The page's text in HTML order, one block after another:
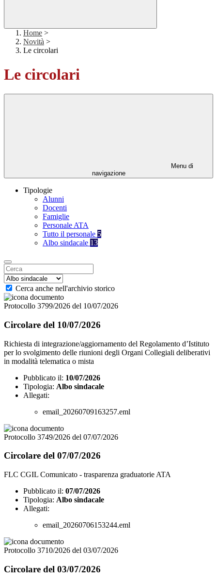
Home >
Novità >
Le circolari
Le circolari
Menu di
navigazione
Tipologie
Alunni
Docenti
Famiglie
Personale ATA
Tutto il personale 5
Albo sindacale 13
Cerca anche nell'archivio storico
Protocollo 3799/2026 del 10/07/2026
Circolare del 10/07/2026
Richiesta di integrazione/aggiornamento del Regolamento d’Istituto
per lo svolgimento delle riunioni degli Organi Collegiali deliberativi
in modalità telematica o mista
Pubblicato il: 10/07/2026
Tipologia: Albo sindacale
Allegati:
email_20260709163257.eml
Protocollo 3749/2026 del 07/07/2026
Circolare del 07/07/2026
FLC CGIL Comunicato - trasparenza graduatorie ATA
Pubblicato il: 07/07/2026
Tipologia: Albo sindacale
Allegati:
email_20260706153244.eml
Protocollo 3710/2026 del 03/07/2026
Circolare del 03/07/2026